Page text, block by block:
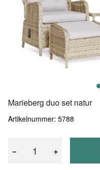
Marieberg duo set natur
Artikelnummer: 5788
− +